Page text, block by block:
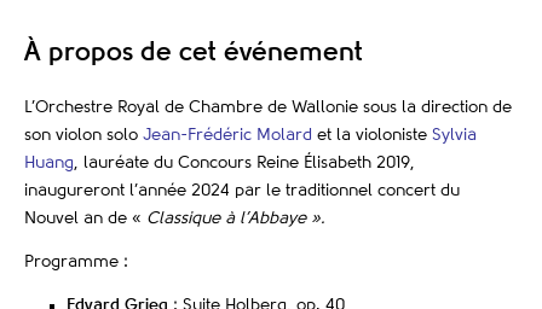
À propos de cet événement
L’Orchestre Royal de Chambre de Wallonie sous la direction de
son violon solo Jean-Frédéric Molard et la violoniste Sylvia
Huang, lauréate du Concours Reine Élisabeth 2019,
inaugureront l’année 2024 par le traditionnel concert du
Nouvel an de « Classique à l’Abbaye ».
Programme :
Edvard Grieg : Suite Holberg, op. 40